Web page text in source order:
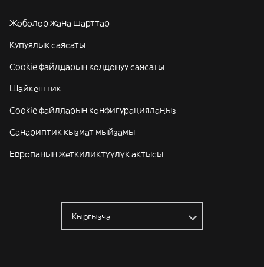
Жоболор жана шарттар
Купуялык саясаты
Cookie файлдарын колдонуу саясаты
Шайкештик
Cookie файлдарын конфигурациялаңыз
Санариптик кызмат мыйзамы
Европанын жеткиликтүүлүк актысы